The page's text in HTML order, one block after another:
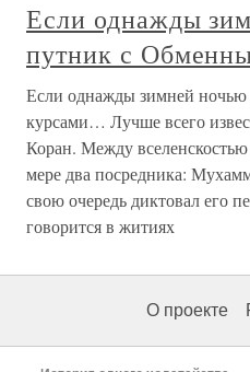
Если однажды
путник с
Если однажды зимней
курсами… Лучше всего
Коран. Между
мере два посредника:
свою очередь диктовал его
говорится в житиях
О проекте